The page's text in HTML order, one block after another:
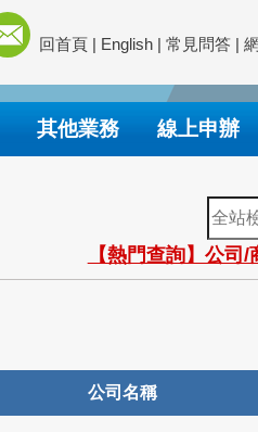
回首頁 | English | 常見問答 |
其他業務 線上申辦
全
站
檢
索
【熱門查詢】公司
公司名稱